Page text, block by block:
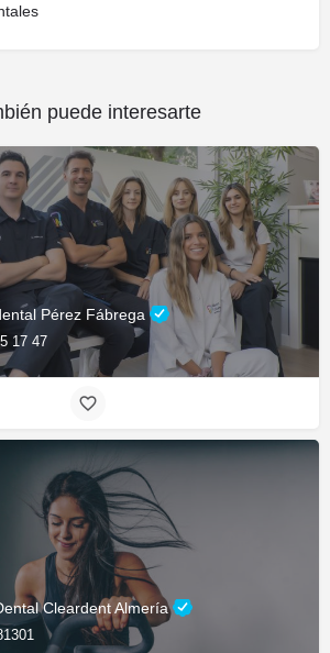
puede interesarte
Pérez Fábrega
17 47
Cleardent Almería